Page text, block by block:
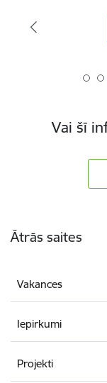
Vai šī
Ātrās saites
Vakances
Iepirkumi
Projekti